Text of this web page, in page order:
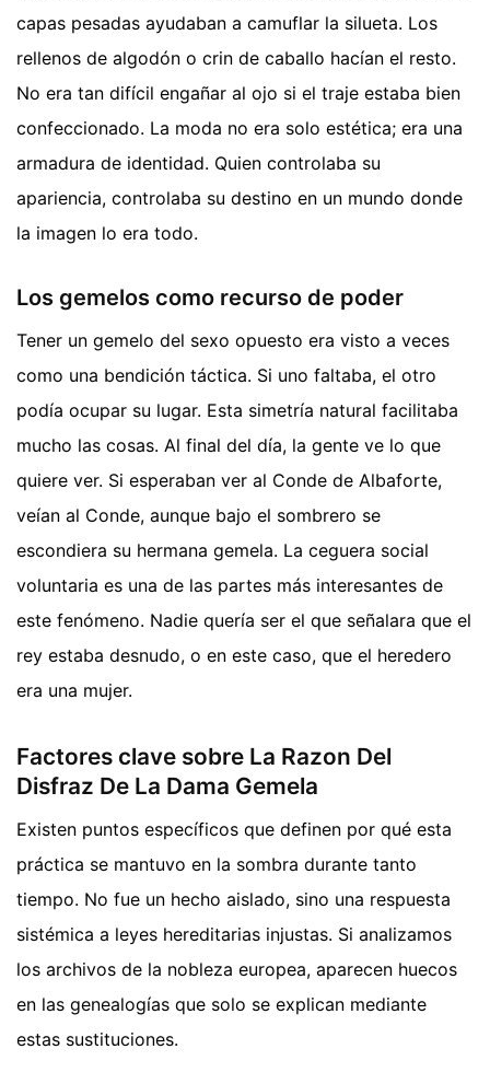
capas pesadas ayudaban a camuflar la silueta. Los
rellenos de algodón o crin de caballo hacían el resto.
No era tan difícil engañar al ojo si el traje estaba bien
confeccionado. La moda no era solo estética; era una
armadura de identidad. Quien controlaba su
apariencia, controlaba su destino en un mundo donde
la imagen lo era todo.
Los gemelos como recurso de poder
Tener un gemelo del sexo opuesto era visto a veces
como una bendición táctica. Si uno faltaba, el otro
podía ocupar su lugar. Esta simetría natural facilitaba
mucho las cosas. Al final del día, la gente ve lo que
quiere ver. Si esperaban ver al Conde de Albaforte,
veían al Conde, aunque bajo el sombrero se
escondiera su hermana gemela. La ceguera social
voluntaria es una de las partes más interesantes de
este fenómeno. Nadie quería ser el que señalara que el
rey estaba desnudo, o en este caso, que el heredero
era una mujer.
Factores clave sobre La Razon Del
Disfraz De La Dama Gemela
Existen puntos específicos que definen por qué esta
práctica se mantuvo en la sombra durante tanto
tiempo. No fue un hecho aislado, sino una respuesta
sistémica a leyes hereditarias injustas. Si analizamos
los archivos de la nobleza europea, aparecen huecos
en las genealogías que solo se explican mediante
estas sustituciones.